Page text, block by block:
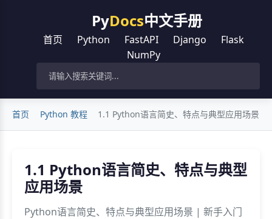
PyDocs中文手册
首页 Python FastAPI Django
Flask
NumPy
首页 Python 教程 1.1 Python语言简史、特点与典型应用场景
1.1 Python语言简史、特点与典型
应用场景
Python语言简史、特点与典型应用场景 | 新手入门